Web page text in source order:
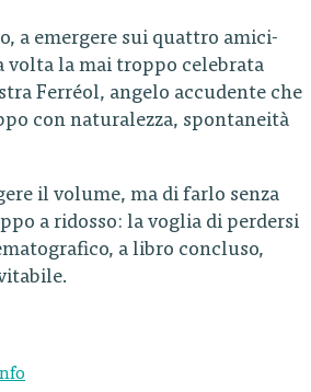
a emergere sui quattro amici-
volta la mai troppo celebrata
Ferréol, angelo accudente che
con naturalezza, spontaneità
il volume, ma di farlo senza
a ridosso: la voglia di perdersi
a libro concluso,